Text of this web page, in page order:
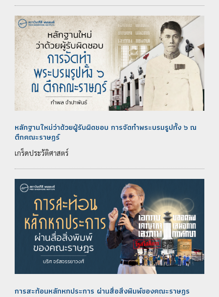
หลักฐานใหม่ว่าด้วยผู้รับผิดชอบ การจัดทำพระบรมรูปทั้ง ๖ ณ
ตึกคณะราษฎร์
เกร็ดประวัติศาสตร์
การสะท้อนหลักหกประการ ผ่านสื่อสิ่งพิมพ์ของคณะราษฎร